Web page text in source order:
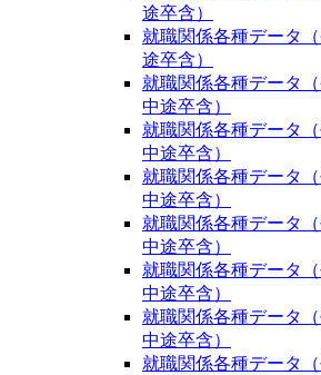
途卒含）
就職関係各種データ
途卒含）
就職関係各種データ
中途卒含）
就職関係各種データ
中途卒含）
就職関係各種データ
中途卒含）
就職関係各種データ
中途卒含）
就職関係各種データ
中途卒含）
就職関係各種データ
中途卒含）
就職関係各種データ